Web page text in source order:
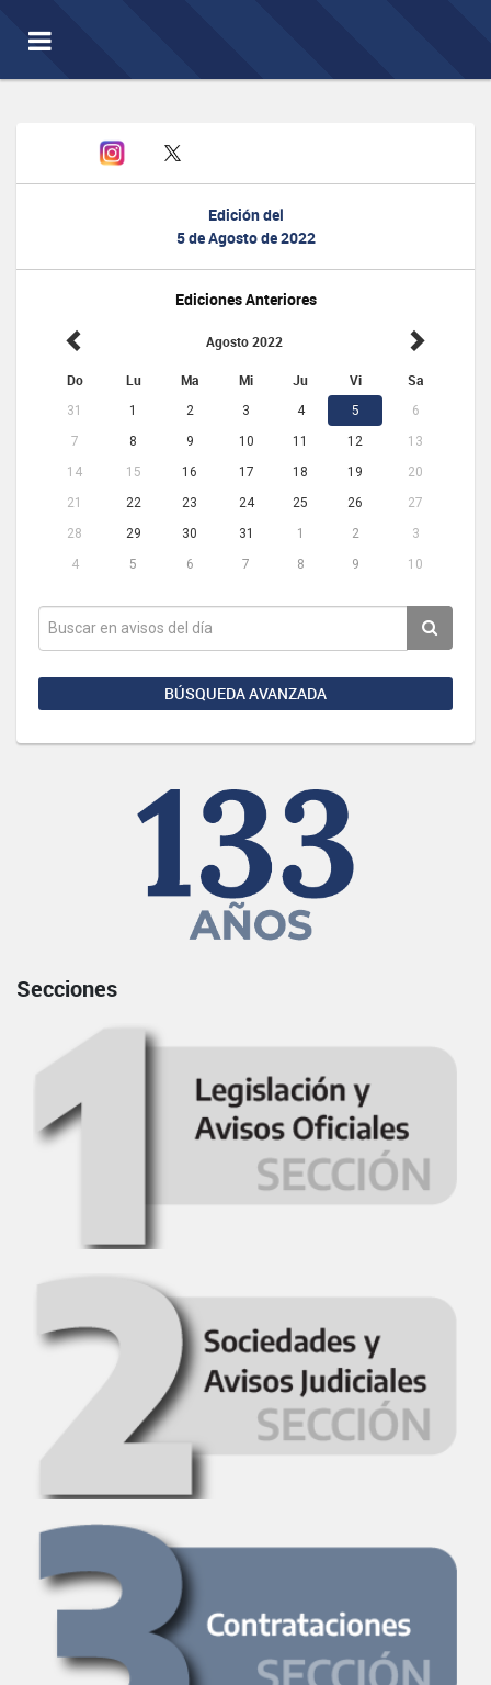
Toggle
navigation
Edición del
5 de Agosto de 2022
Ediciones Anteriores
Agosto 2022
Do Lu Ma Mi Ju Vi Sa
31 1 2 3 4 5
6
7
8 9 10 11 12
13
14
15 16 17 18 19
20
21
22 23 24 25 26
27
28
29 30 31 1 2
3
4
5 6 7 8 9 10
BÚSQUEDA AVANZADA
Secciones